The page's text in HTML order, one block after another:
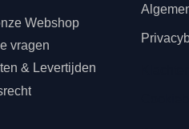
Webshop
vragen
& Levertijden